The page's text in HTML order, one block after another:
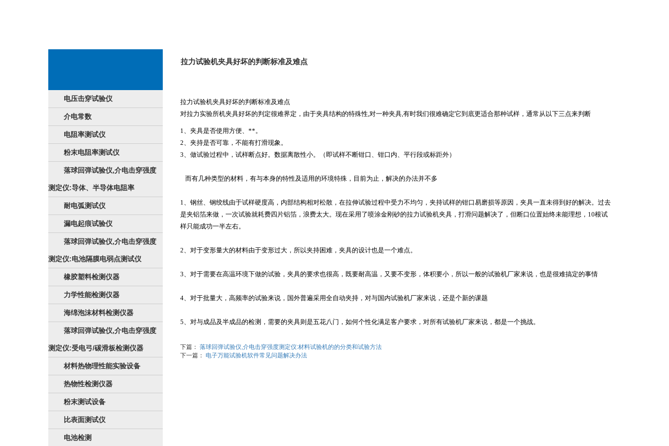
电压击穿试验仪
介电常数
电阻率测试仪
粉末电阻率测试仪
落球回弹试验仪,介电击穿强度
测定仪:导体、半导体电阻率
耐电弧测试仪
漏电起痕试验仪
落球回弹试验仪,介电击穿强度
测定仪:电池隔膜电弱点测试仪
橡胶塑料检测仪器
力学性能检测仪器
海绵泡沫材料检测仪器
落球回弹试验仪,介电击穿强度
测定仪:受电弓/碳滑板检测仪器
材料热物理性能实验设备
热物性检测仪器
粉末测试设备
比表面测试仪
电池检测
拉力试验机夹具好坏的判断标准及难点
拉力试验机夹具好坏的判断标准及难点
对拉力实验所机夹具好坏的判定很难界定，由于夹具结构的特殊性,对一种夹具,有时我们很难确定它到底更适合那种试样，通常从以下三点来判断
1、夹具是否使用方便、**。
2、夹持是否可靠，不能有打滑现象。
3、做试验过程中，试样断点好。数据离散性小。（即试样不断钳口、钳口内、平行段或标距外）
而有几种类型的材料，有与本身的特性及适用的环境特殊，目前为止，解决的办法并不多
1、钢丝、钢绞线由于试样硬度高，内部结构相对松散，在拉伸试验过程中受力不均匀，夹持试样的钳口易磨损等原因，夹具一直未得到好的解决。过去
是夹铝箔来做，一次试验就耗费四片铝箔，浪费太大。现在采用了喷涂金刚砂的拉力试验机夹具，打滑问题解决了，但断口位置始终未能理想，10根试
样只能成功一半左右。
2、对于变形量大的材料由于变形过大，所以夹持困难，夹具的设计也是一个难点。
3、对于需要在高温环境下做的试验，夹具的要求也很高，既要耐高温，又要不变形，体积要小，所以一般的试验机厂家来说，也是很难搞定的事情
4、对于批量大，高频率的试验来说，国外普遍采用全自动夹持，对与国内试验机厂家来说，还是个新的课题
5、对与成品及半成品的检测，需要的夹具则是五花八门，如何个性化满足客户要求，对所有试验机厂家来说，都是一个挑战。
下篇： 落球回弹试验仪,介电击穿强度测定仪:材料试验机的的分类和试验方法
下一篇： 电子万能试验机软件常见问题解决办法